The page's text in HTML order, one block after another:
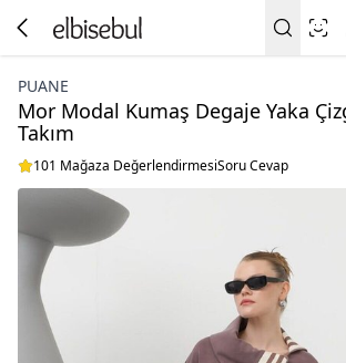
PUANE
Mor Modal Kumaş Degaje Yaka
Takım
101 Mağaza DeğerlendirmesiSoru Cevap